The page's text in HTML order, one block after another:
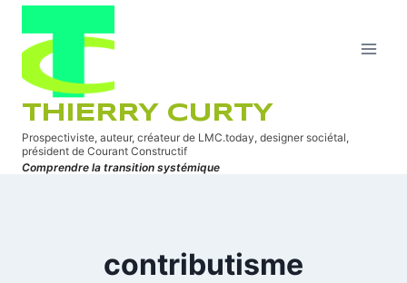
Aller
contenu
THIERRY CURTY
Prospectiviste, auteur, créateur de LMC.today, designer sociétal,
président de Courant Constructif
Comprendre la transition systémique
contributisme